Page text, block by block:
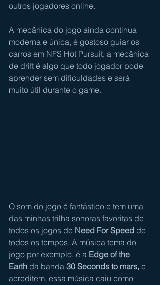
outros jogadores online.
A mecânica do jogo ainda continua
moderna e única, é gostoso guiar os
carros em NFS Hot Pursuit, a mecânica
de drift é algo que todo jogador pode
aprender sem dificuldades e será
muito útil durante o game.
O som do jogo é fantástico e tem uma
das minhas trilha sonoras favoritas de
todos os jogos de Need For Speed de
todos os tempos. A música tema do
jogo por exemplo, é a Edge of the
Earth da banda 30 Seconds to mars, e
acreditem, essa música caiu como